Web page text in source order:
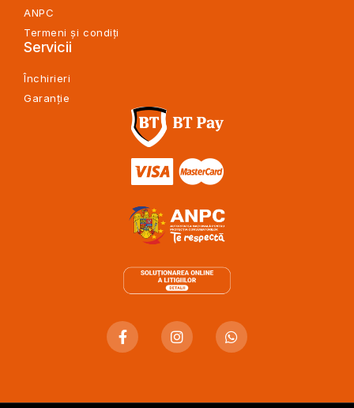
ANPC
Termeni și condiți
Servicii
Închirieri
Garanție